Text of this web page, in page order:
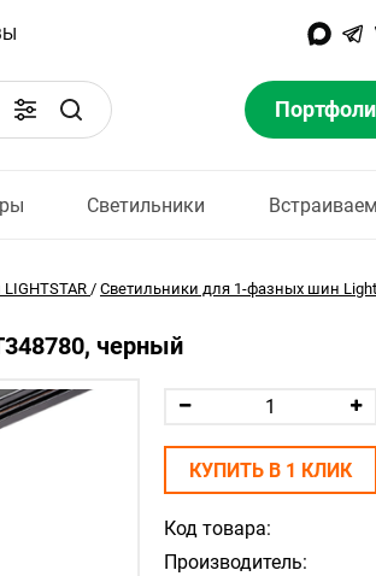
Светильники
/ Светильники для 1-фазных шин
черный
Код товара:
Производитель:
КУПИТЬ В 1 КЛИК